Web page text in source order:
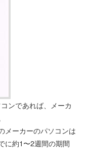
ンであれば、メーカ
メーカーのパソコンは
に約1〜2週間の期間